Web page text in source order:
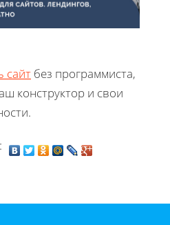
сайт без программиста,
конструктор и свои